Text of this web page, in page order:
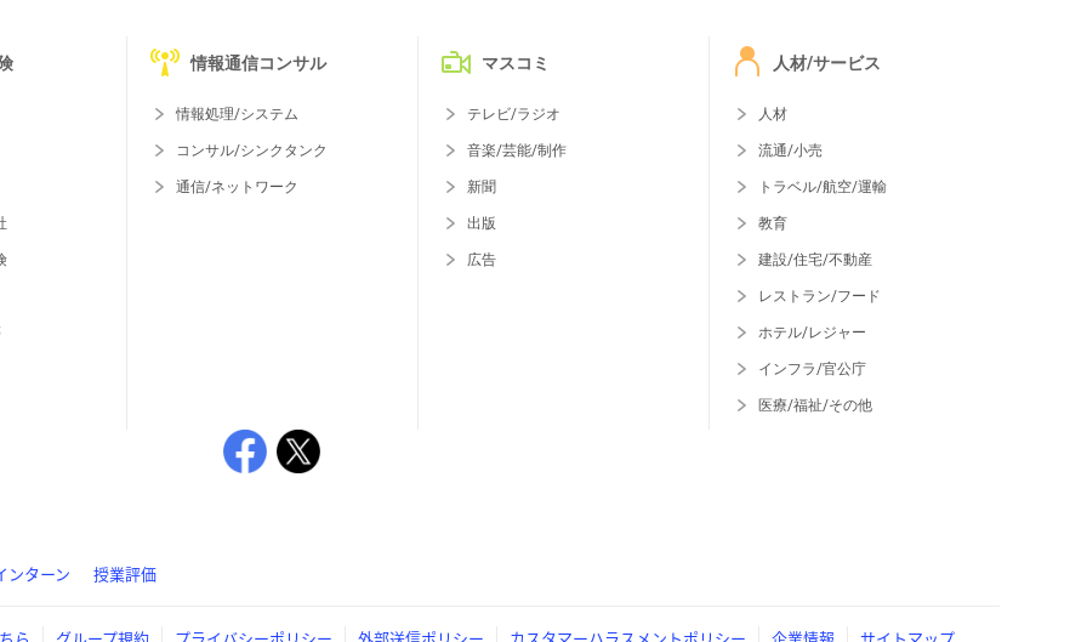
情報通信コンサル
情報処理/システム
コンサル/シンクタンク
通信/ネットワーク
マスコミ
テレビ/ラジオ
音楽/芸能/制作
新聞
出版
広告
人材/サービス
人材
流通/小売
トラベル/航空/運輸
教育
建設/住宅/不動産
レストラン/フード
ホテル/レジャー
インフラ/官公庁
医療/福祉/その他
ンターン 授業評価